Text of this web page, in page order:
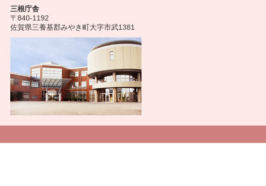
三根庁舎
〒840-1192
佐賀県三養基郡みやき町大字市武1381